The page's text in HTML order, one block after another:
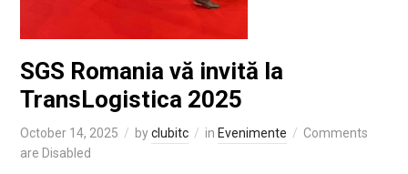
SGS Romania vă invită la
TransLogistica 2025
October 14, 2025 byclubitc in Evenimente
Comments
are Disabled